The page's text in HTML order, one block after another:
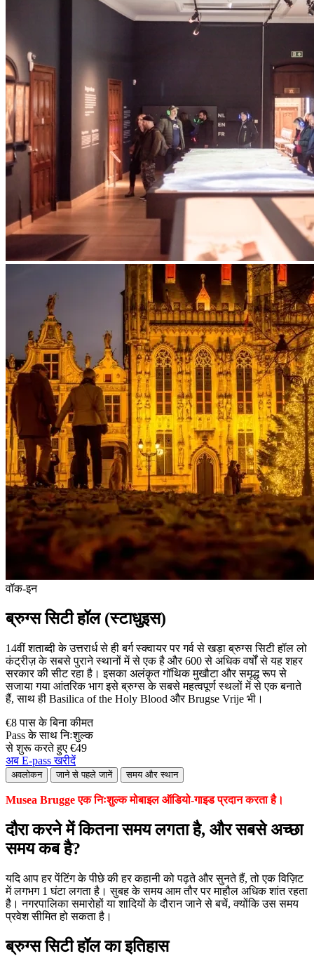
वॉक-इन
ब्रुग्स सिटी हॉल (स्टाधुइस)
14वीं शताब्दी के उत्तरार्ध से ही बर्ग स्क्वायर पर गर्व से खड़ा ब्रुग्स सिटी हॉल लो
कंट्रीज़ के सबसे पुराने स्थानों में से एक है और 600 से अधिक वर्षों से यह शहर
सरकार की सीट रहा है। इसका अलंकृत गॉथिक मुखौटा और समृद्ध रूप से
सजाया गया आंतरिक भाग इसे ब्रुग्स के सबसे महत्वपूर्ण स्थलों में से एक बनाते
हैं, साथ ही Basilica of the Holy Blood और Brugse Vrije भी।
€8 पास के बिना कीमत
Pass के साथ निःशुल्क
से शुरू करते हुए €49
अब E-pass खरीदें
अवलोकन जाने से पहले जानें समय और स्थान
Musea Brugge एक निःशुल्क मोबाइल ऑडियो-गाइड प्रदान करता है।
दौरा करने में कितना समय लगता है, और सबसे अच्छा
समय कब है?
यदि आप हर पेंटिंग के पीछे की हर कहानी को पढ़ते और सुनते हैं, तो एक विज़िट
में लगभग 1 घंटा लगता है। सुबह के समय आम तौर पर माहौल अधिक शांत रहता
है। नगरपालिका समारोहों या शादियों के दौरान जाने से बचें, क्योंकि उस समय
प्रवेश सीमित हो सकता है।
ब्रुग्स सिटी हॉल का इतिहास